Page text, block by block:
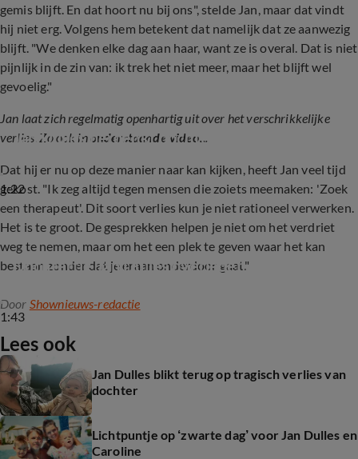
gemis blijft. En dat hoort nu bij ons", stelde Jan, maar dat vindt
hij niet erg. Volgens hem betekent dat namelijk dat ze aanwezig
blijft. "We denken elke dag aan haar, want ze is overal. Dat is niet
pijnlijk in de zin van: ik trek het niet meer, maar het blijft wel
gevoelig."
Jan laat zich regelmatig openhartig uit over het verschrikkelijke
verlies. Zo ook in onderstaande video...
1:22
Jan Dulles herdenkt dochtertje
Dat hij er nu op deze manier naar kan kijken, heeft Jan veel tijd
gekost. "Ik zeg altijd tegen mensen die zoiets meemaken: 'Zoek
een therapeut'. Dit soort verlies kun je niet rationeel verwerken.
Het is te groot. De gesprekken helpen je niet om het verdriet
weg te nemen, maar om het een plek te geven waar het kan
bestaan zonder dat je eraan onderdoor gaat."
1:43
Dochtertje Jan Dulles overleden
Door Shownieuws-redactie
Lees ook
Jan Dulles blikt terug op tragisch verlies van
dochter
Lichtpuntje op ‘zwarte dag’ voor Jan Dulles en
Caroline